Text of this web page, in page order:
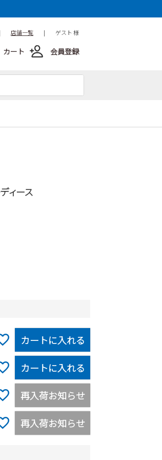
店舗一覧 | ゲスト 様
カート 会員登録
ィース
カートに入れる
カートに入れる
再入荷お知らせ
再入荷お知らせ